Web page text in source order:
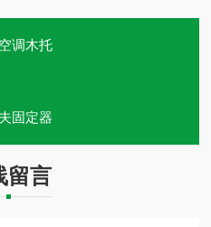
调木托
固定器
留言